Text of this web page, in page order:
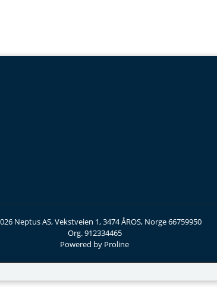
Neptus AS, Vekstveien 1, 3474 ÅROS, Norge 66759950
Org. 912334465
Powered by Proline